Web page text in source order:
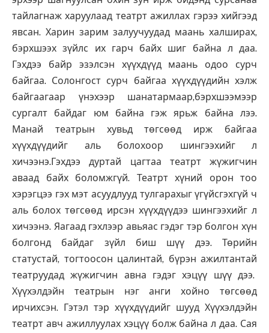
тайлагнаж харуулаад театрт ажиллах гэрээ хийгээд
явсан. Харин зарим залуучуудад маань халширах,
бэрхшээх зүйлс их гарч байх шиг байна л даа.
Гэхдээ байр эзэлсэн хүүхдүүд маань одоо сурч
байгаа. Солонгост сурч байгаа хүүхдүүдийн хэлж
байгаагаар үнэхээр шанатармаар,бэрхшээмээр
сургалт байдаг юм байна гэж ярьж байна лээ.
Манай театрын хувьд төгсөөд ирж байгаа
хүүхдүүдийг аль болохоор шингээхийг л
хичээнэ.Гэхдээ дуртай цагтаа театрт жүжигчин
аваад байх боломжгүй. Театрт хүний орон тоо
хэрэгцээ гэх мэт асуудлууд тулгарахыг үгүйсгэхгүй ч
аль болох төгсөөд ирсэн хүүхдүүдээ шингээхийг л
хичээнэ. Яагаад гэхлээр авьяас гэдэг тэр болгон хүн
болгонд байдаг зүйл биш шүү дээ. Төрийн
статустай, тогтоосон цалинтай, бүрэн ажилтантай
театруудад жүжигчин авна гэдэг хэцүү шүү дээ.
Хүүхэлдэйн театрын нэг анги хойно төгсөөд
ирчихсэн. Гэтэл тэр хүүхдүүдийг шууд Хүүхэлдэйн
театрт авч ажиллуулах хэцүү болж байна л даа. Сая